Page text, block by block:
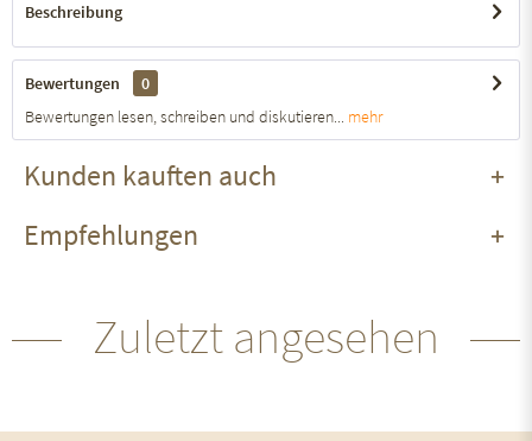
Beschreibung
Bewertungen
0
Bewertungen lesen, schreiben und diskutieren... mehr
Kunden kauften auch
Empfehlungen
Zuletzt angesehen